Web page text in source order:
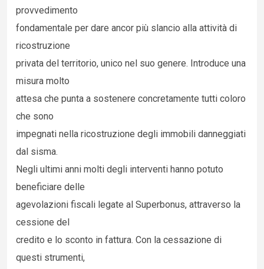
provvedimento
fondamentale per dare ancor più slancio alla attività di
ricostruzione
privata del territorio, unico nel suo genere. Introduce una
misura molto
attesa che punta a sostenere concretamente tutti coloro
che sono
impegnati nella ricostruzione degli immobili danneggiati
dal sisma.
Negli ultimi anni molti degli interventi hanno potuto
beneficiare delle
agevolazioni fiscali legate al Superbonus, attraverso la
cessione del
credito e lo sconto in fattura. Con la cessazione di
questi strumenti,